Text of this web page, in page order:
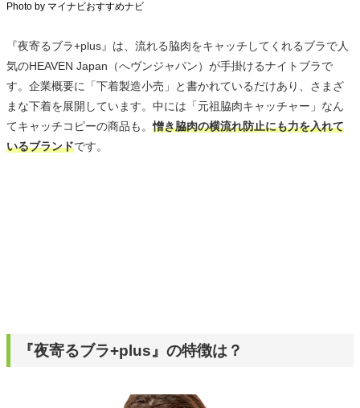
Photo by マイナビおすすめナビ
『夜寄るブラ+plus』は、流れる脇肉をキャッチしてくれるブラで人
気のHEAVEN Japan（へヴンジャパン）が手掛けるナイトブラで
す。企業概要に「下着製造小売」と書かれているだけあり、さまざ
まな下着を展開しています。中には「元祖脇肉キャッチャー」なん
てキャッチコピーの商品も。憎き脇肉の横流れ防止にも力を入れて
いるブランドです。
『夜寄るブラ+plus』の特徴は？